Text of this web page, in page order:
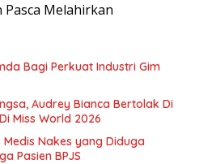
Melahirkan
Bagi Perkuat Industri Gim
Audrey Bianca Bertolak Di
Miss World 2026
Medis Nakes yang Diduga
Pasien BPJS